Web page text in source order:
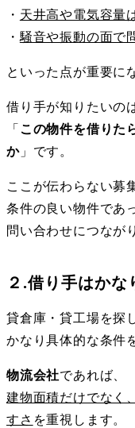
・ 天井高や電気容量
・ 騒音や振動の面で
といった点が重要に
借り手が知りたいの
「 この物件を借りた
か」です。
ここが伝わらない募
条件の良い物件であ
問い合わせにつなが
２.借り手はか
貸倉庫・貸工場を探
かなり具体的な条件
物流会社であれば、
建物面積だけでなく
すさ を重視します。